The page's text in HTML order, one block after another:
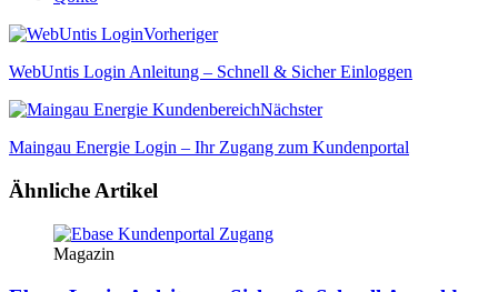
Vorheriger
WebUntis Login Anleitung – Schnell & Sicher Einloggen
Nächster
Maingau Energie Login – Ihr Zugang zum Kundenportal
Ähnliche Artikel
Magazin